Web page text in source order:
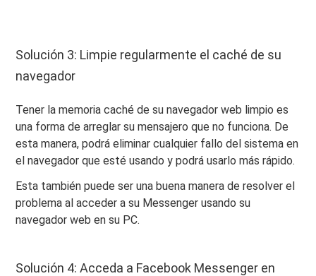
Solución 3: Limpie regularmente el caché de su
navegador
Tener la memoria caché de su navegador web limpio es
una forma de arreglar su mensajero que no funciona. De
esta manera, podrá eliminar cualquier fallo del sistema en
el navegador que esté usando y podrá usarlo más rápido.
Esta también puede ser una buena manera de resolver el
problema al acceder a su Messenger usando su
navegador web en su PC.
Solución 4: Acceda a Facebook Messenger en